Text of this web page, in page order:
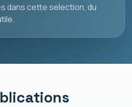
dans cette selection, du